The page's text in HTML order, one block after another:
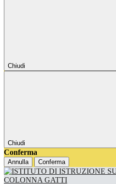
Chiudi
Chiudi
Conferma
Annulla Conferma